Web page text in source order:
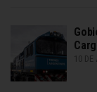
10 DE